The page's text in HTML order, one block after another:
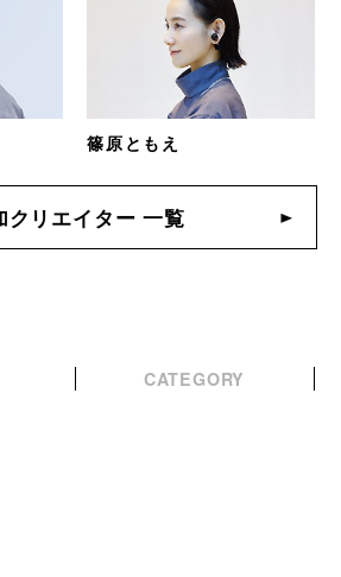
篠原ともえ
クリエイター 一覧
CATEGORY